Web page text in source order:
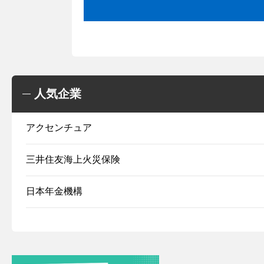
人気企業
アクセンチュア
三井住友海上火災保険
日本年金機構